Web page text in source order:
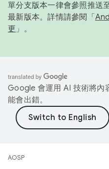
單分支版本一律會參照推送
最新版本。詳情請參閱「
更 」。
Google 會運用 AI 技術將內
能會出錯。
AOSP